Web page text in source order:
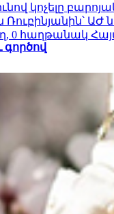
կոչելը
0 հաղթանակ
գործով